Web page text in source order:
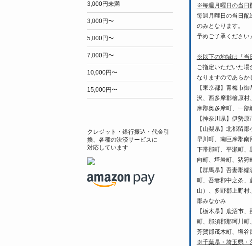
※毎週月曜日の当日
毎週月曜日の当日配
のみとなります。
予めご了承ください
※以下の地域は「当
ご指定いただいた場
なりますのであらか
【東京都】青梅市
沢、西多摩郡檜原村
摩郡奥多摩町、一部
【神奈川県】伊勢
【山梨県】北都留
早川町、南巨摩郡南
下帯那町、平瀬町、
向町、塔岩町、猪狩
【群馬県】吾妻郡
町、吾妻郡中之条、
山）、多野郡上野村
郡みなかみ
【栃木県】鹿沼市
町、那須郡那珂川町
芳賀郡茂木町、塩谷
※千葉県・埼玉県・
3,000円未満
3,000円〜
5,000円〜
7,000円〜
10,000円〜
15,000円〜
クレジット・銀行振込・代金引
換、各種の決済サービスに
対応しています